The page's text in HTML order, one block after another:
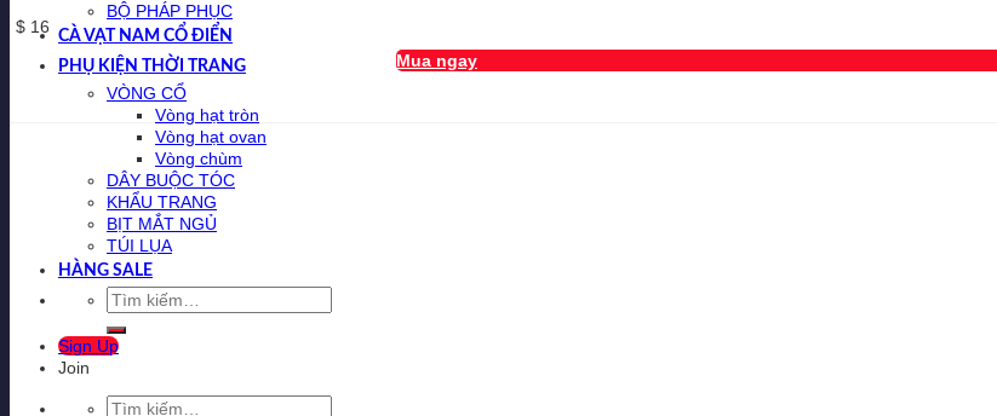
BỘ PHÁP PHỤC
CÀ VẠT NAM CỔ ĐIỂN
PHỤ KIỆN THỜI TRANG
VÒNG CỔ
Vòng hạt tròn
Vòng hạt ovan
Vòng chùm
DÂY BUỘC TÓC
KHẨU TRANG
BỊT MẮT NGỦ
TÚI LỤA
HÀNG SALE
Tìm
kiếm:
Sign Up
Join
Tìm
$ 16
Mua ngay